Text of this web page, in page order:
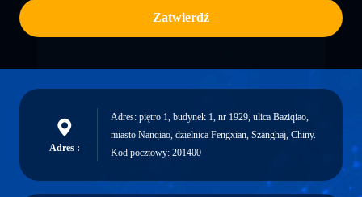
Zatwierdź
Adres :
Adres: piętro 1, budynek 1, nr 1929, ulica Baziqiao,
miasto Nanqiao, dzielnica Fengxian, Szanghaj, Chiny.
Kod pocztowy: 201400